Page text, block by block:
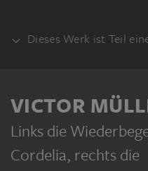
Dieses Werk ist Teil
VICTOR
Links die
Cordelia, rechts die